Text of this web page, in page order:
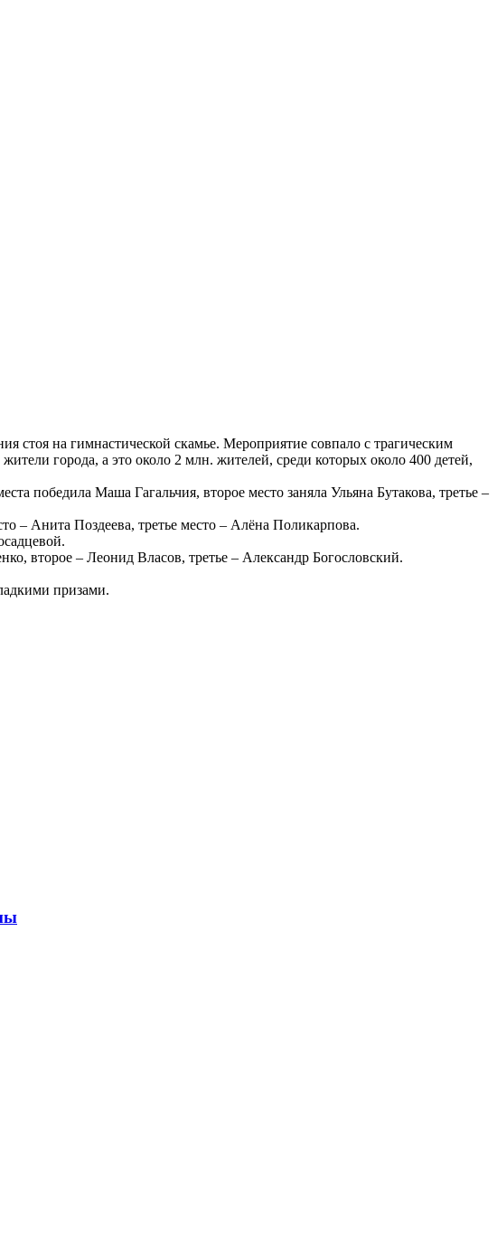
стоя на гимнастической скамье. Мероприятие совпало с трагическим
города, а это около 2 млн. жителей, среди которых около 400 детей,
победила Маша Гагальчия, второе место заняла Ульяна Бутакова, третье –
– Анита Поздеева, третье место – Алёна Поликарпова.
второе – Леонид Власов, третье – Александр Богословский.
призами.